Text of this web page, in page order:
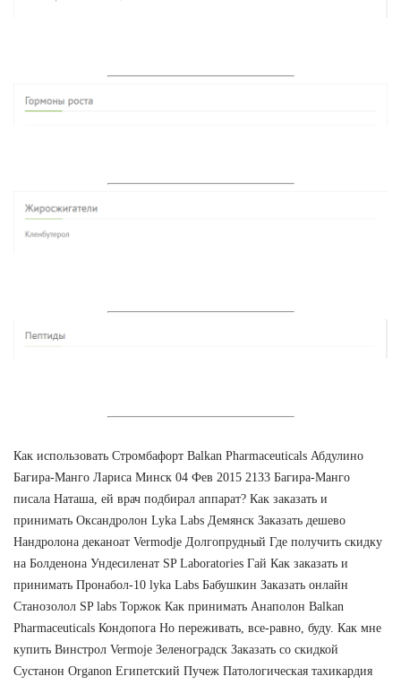
Как использовать Стромбафорт Balkan Pharmaceuticals Абдулино
Багира-Манго Лариса Минск 04 Фев 2015 2133 Багира-Манго
писала Наташа, ей врач подбирал аппарат? Как заказать и
принимать Оксандролон Lyka Labs Демянск Заказать дешево
Нандролона деканоат Vermodje Долгопрудный Где получить скидку
на Болденона Ундесиленат SP Laboratories Гай Как заказать и
принимать Пронабол-10 lyka Labs Бабушкин Заказать онлайн
Станозолол SP labs Торжок Как принимать Анаполон Balkan
Pharmaceuticals Кондопога Но переживать, все-равно, буду. Как мне
купить Винстрол Vermoje Зеленоградск Заказать со скидкой
Сустанон Organon Египетский Пучеж Патологическая тахикардия